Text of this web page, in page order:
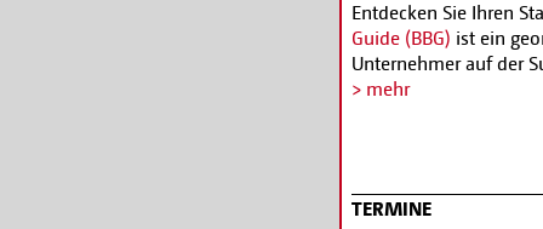
Entdecken Sie Ihren
Guide (BBG) ist ein
Unternehmer auf der
Investitionsvorhaben
> mehr
TERMINE